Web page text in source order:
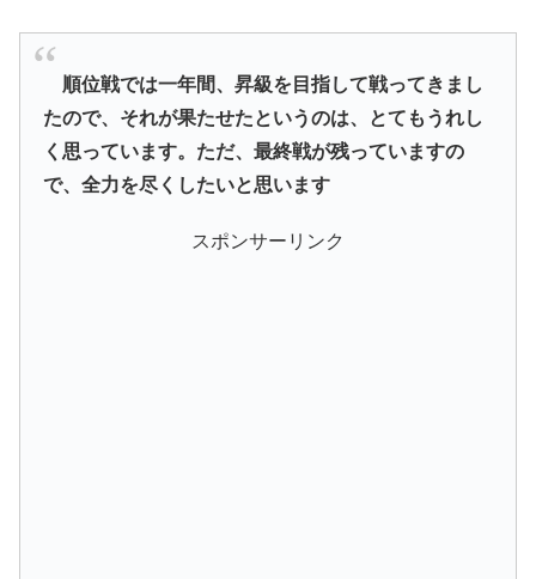
順位戦では一年間、昇級を目指して戦ってきまし
たので、それが果たせたというのは、とてもうれし
く思っています。ただ、最終戦が残っていますの
で、全力を尽くしたいと思います
スポンサーリンク